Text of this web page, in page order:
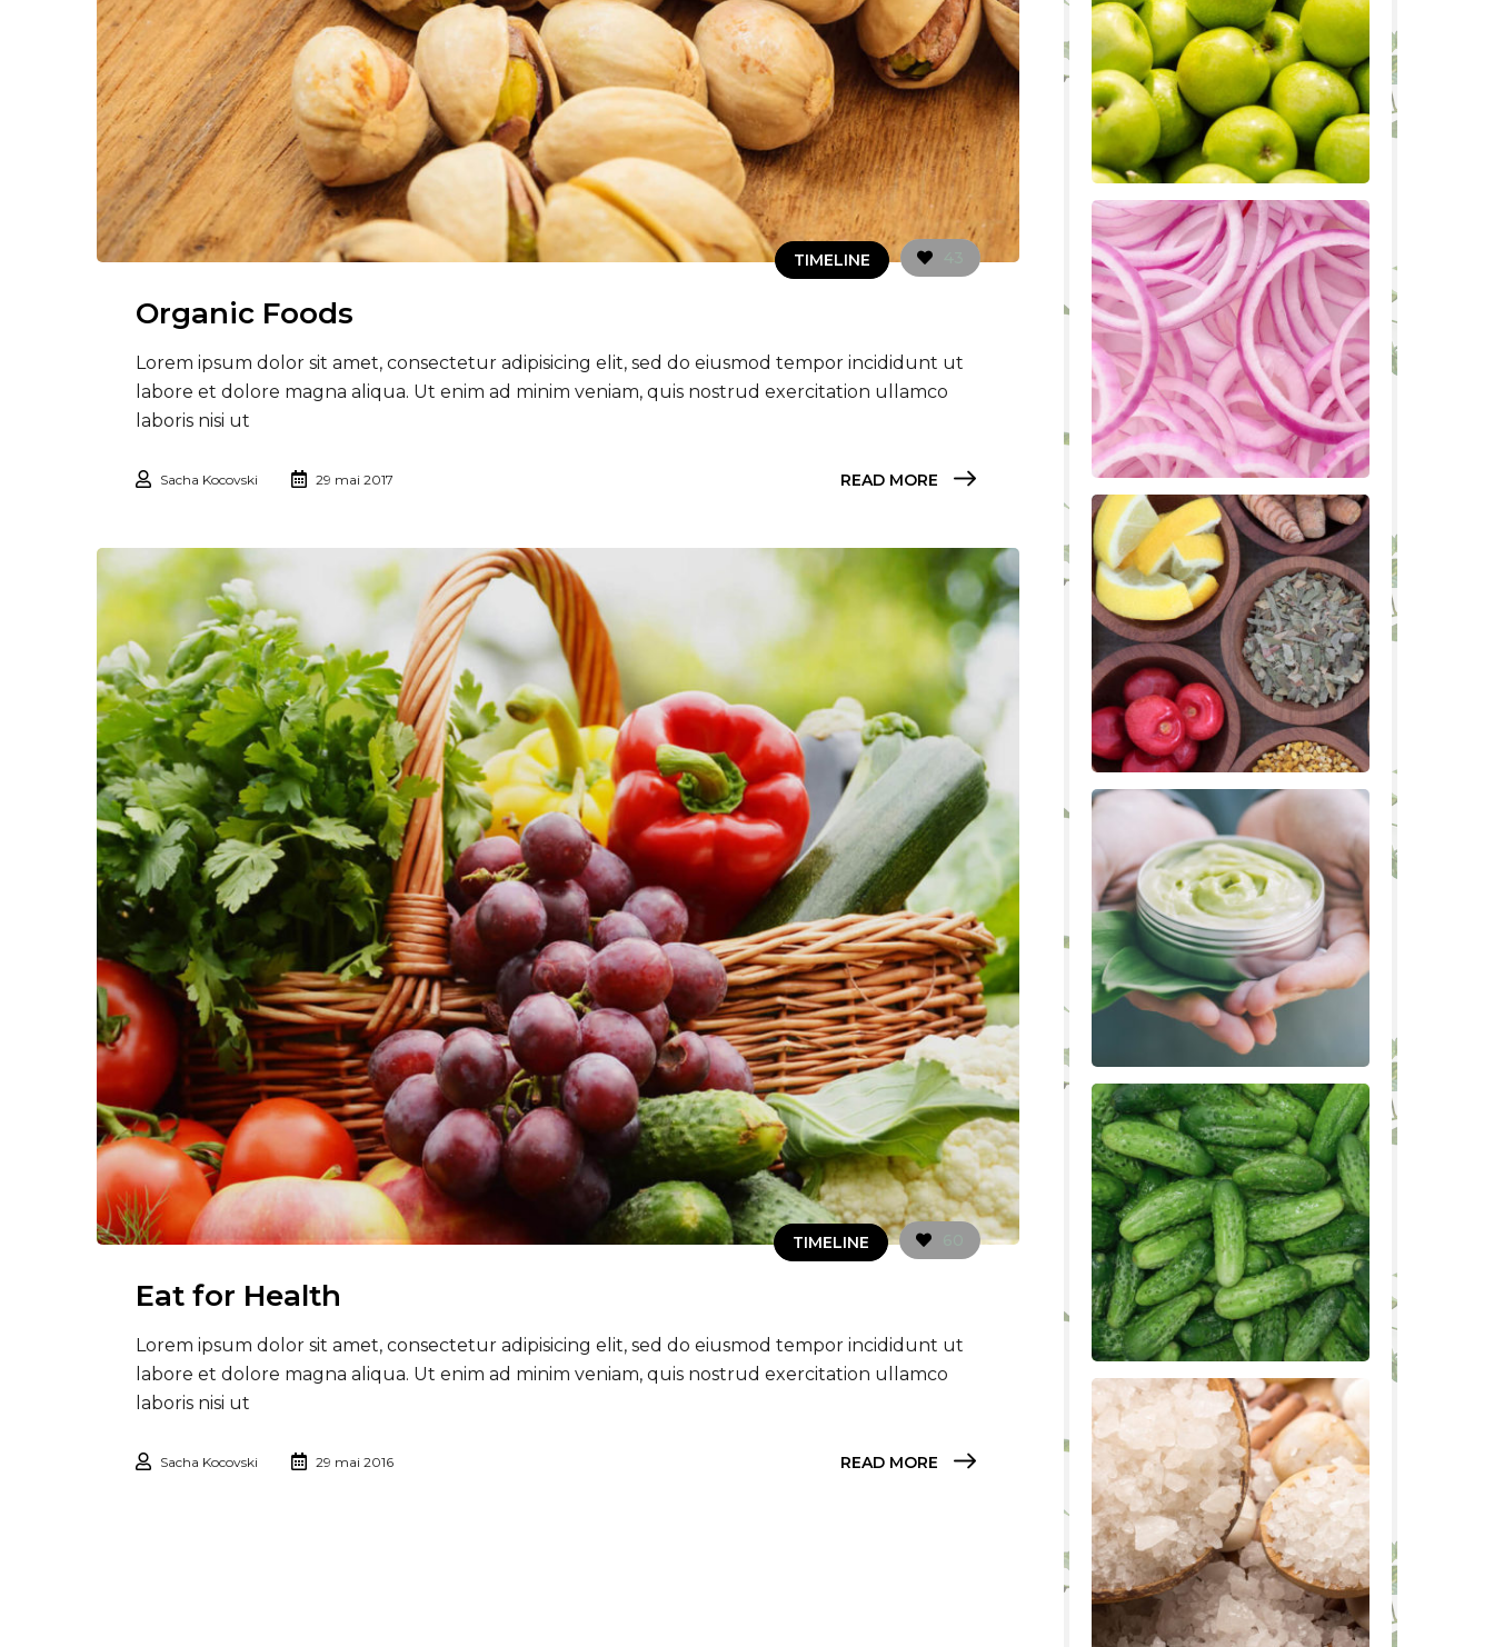
TIMELINE
Organic Foods
Lorem ipsum dolor sit amet, consectetur adipisicing elit, sed do eiusmod tempor incididunt ut
labore et dolore magna aliqua. Ut enim ad minim veniam, quis nostrud exercitation ullamco
laboris nisi ut
Sacha Kocovski 29 mai 2017 READ MORE
TIMELINE
Eat for Health
Lorem ipsum dolor sit amet, consectetur adipisicing elit, sed do eiusmod tempor incididunt ut
labore et dolore magna aliqua. Ut enim ad minim veniam, quis nostrud exercitation ullamco
laboris nisi ut
Sacha Kocovski 29 mai 2016 READ MORE